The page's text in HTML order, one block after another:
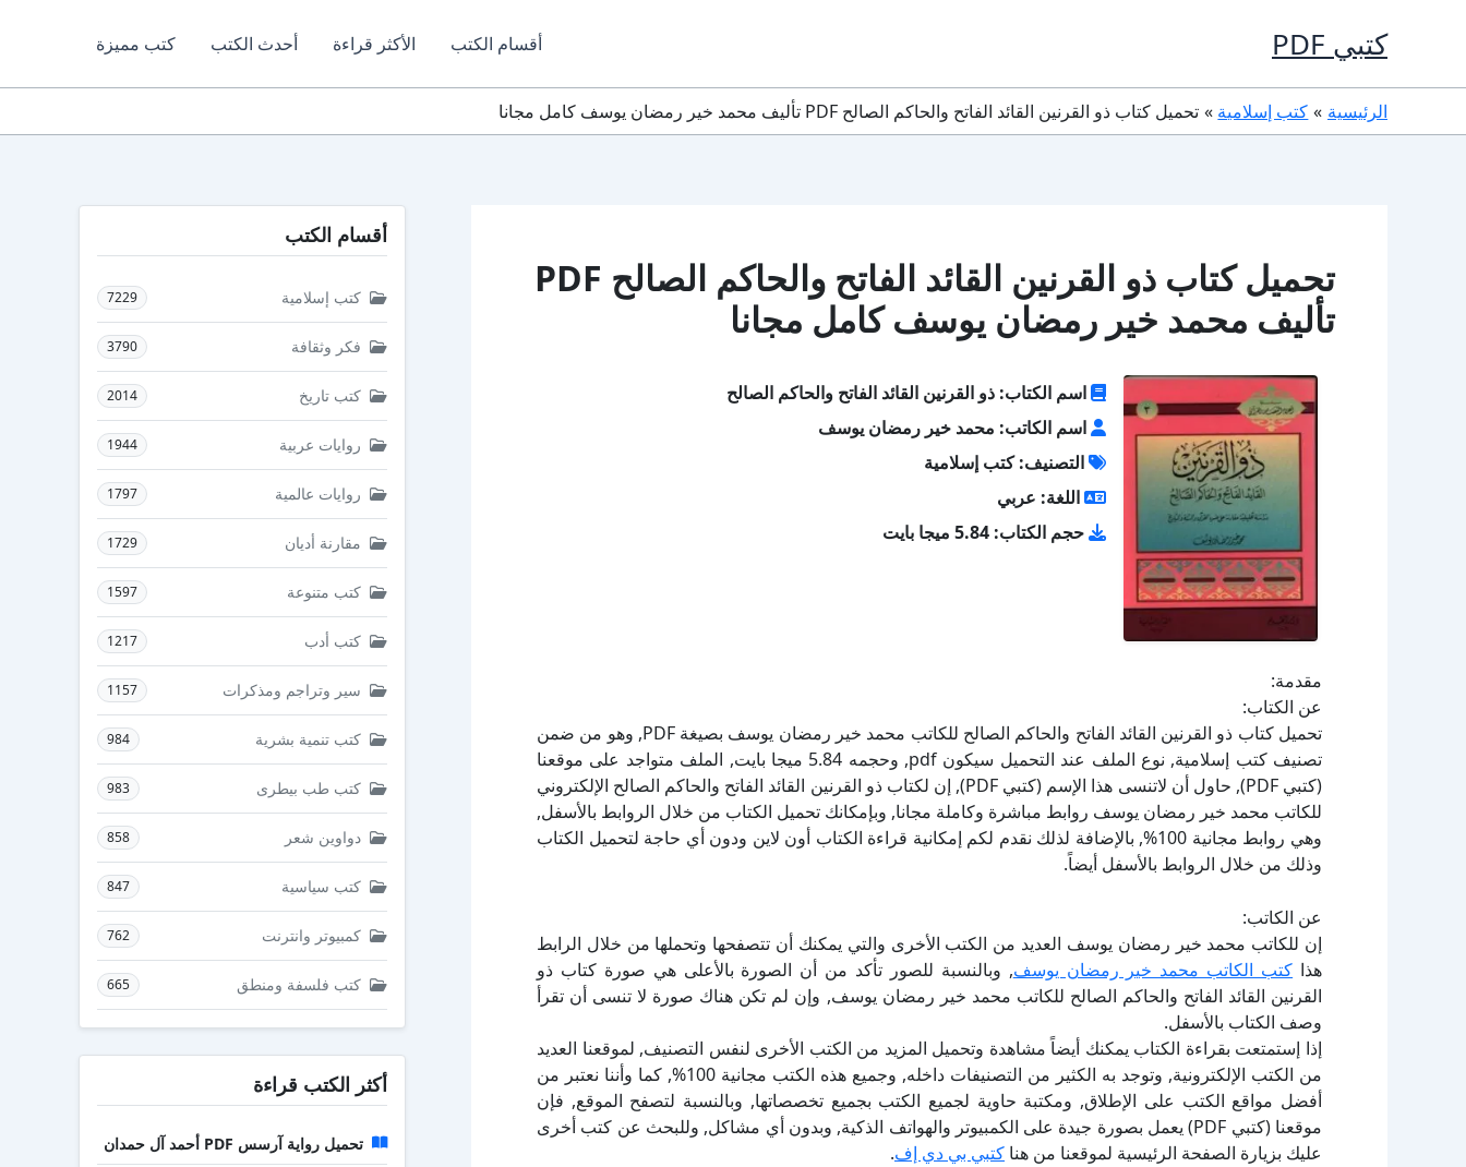
كتبي PDF أقسام الكتب الأكثر قراءة أحدث الكتب كتب مميزة
الرئيسية كتب إسلامية تحميل كتاب ذو القرنين القائد الفاتح والحاكم الصالح PDF تأليف محمد خير رمضان يوسف كامل مجانا
تحميل كتاب ذو القرنين القائد الفاتح والحاكم الصالح PDF
تأليف محمد خير رمضان يوسف كامل مجانا
اسم الكتاب: ذو القرنين القائد الفاتح والحاكم الصالح
اسم الكاتب: محمد خير رمضان يوسف
التصنيف: كتب إسلامية
اللغة: عربي
حجم الكتاب: 5.84 ميجا بايت
مقدمة:
عن الكتاب:
تحميل كتاب ذو القرنين القائد الفاتح والحاكم الصالح للكاتب محمد خير رمضان يوسف بصيغة PDF, وهو من ضمن
تصنيف كتب إسلامية, نوع الملف عند التحميل سيكون pdf, وحجمه 5.84 ميجا بايت, الملف متواجد على موقعنا
(كتبي PDF), حاول أن لاتنسى هذا الإسم (كتبي PDF), إن لكتاب ذو القرنين القائد الفاتح والحاكم الصالح الإلكتروني
للكاتب محمد خير رمضان يوسف روابط مباشرة وكاملة مجانا, وبإمكانك تحميل الكتاب من خلال الروابط بالأسفل,
وهي روابط مجانية 100%, بالإضافة لذلك نقدم لكم إمكانية قراءة الكتاب أون لاين ودون أي حاجة لتحميل الكتاب
وذلك من خلال الروابط بالأسفل أيضاً.
عن الكاتب:
إن للكاتب محمد خير رمضان يوسف العديد من الكتب الأخرى والتي يمكنك أن تتصفحها وتحملها من خلال الرابط
هذا كتب الكاتب محمد خير رمضان يوسف, وبالنسبة للصور تأكد من أن الصورة بالأعلى هي صورة كتاب ذو
القرنين القائد الفاتح والحاكم الصالح للكاتب محمد خير رمضان يوسف, وإن لم تكن هناك صورة لا تنسى أن تقرأ
وصف الكتاب بالأسفل.
إذا إستمتعت بقراءة الكتاب يمكنك أيضاً مشاهدة وتحميل المزيد من الكتب الأخرى لنفس التصنيف, لموقعنا العديد
من الكتب الإلكترونية, وتوجد به الكثير من التصنيفات داخله, وجميع هذه الكتب مجانية 100%, كما وأننا نعتبر من
أفضل مواقع الكتب على الإطلاق, ومكتبة حاوية لجميع الكتب بجميع تخصصاتها, وبالنسبة لتصفح الموقع, فإن
موقعنا (كتبي PDF) يعمل بصورة جيدة على الكمبيوتر والهواتف الذكية, وبدون أي مشاكل, وللبحث عن كتب أخرى
عليك بزيارة الصفحة الرئيسية لموقعنا من هنا كتبي بي دي إف.
أقسام الكتب
كتب إسلامية 7229
فكر وثقافة 3790
كتب تاريخ 2014
روايات عربية 1944
روايات عالمية 1797
مقارنة أديان 1729
كتب متنوعة 1597
كتب أدب 1217
سير وتراجم ومذكرات 1157
كتب تنمية بشرية 984
كتب طب بيطرى 983
دواوين شعر 858
كتب سياسية 847
كمبيوتر وانترنت 762
كتب فلسفة ومنطق 665
أكثر الكتب قراءة
تحميل رواية آرسس PDF أحمد آل حمدان